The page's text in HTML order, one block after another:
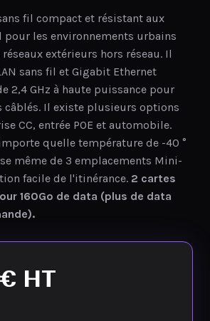
fil compact et résistant aux
pour les environnements urbains
extérieurs hors réseau. Il
sans fil et Gigabit Ethernet
2,4 GHz à haute puissance pour
câblés. Il existe plusieurs options
CC, entrée POE et automobile.
quelle température de -40 °
même de 3 emplacements Mini-
facile de l'itinérance. 2 cartes
160Go de data (plus de data
€ HT